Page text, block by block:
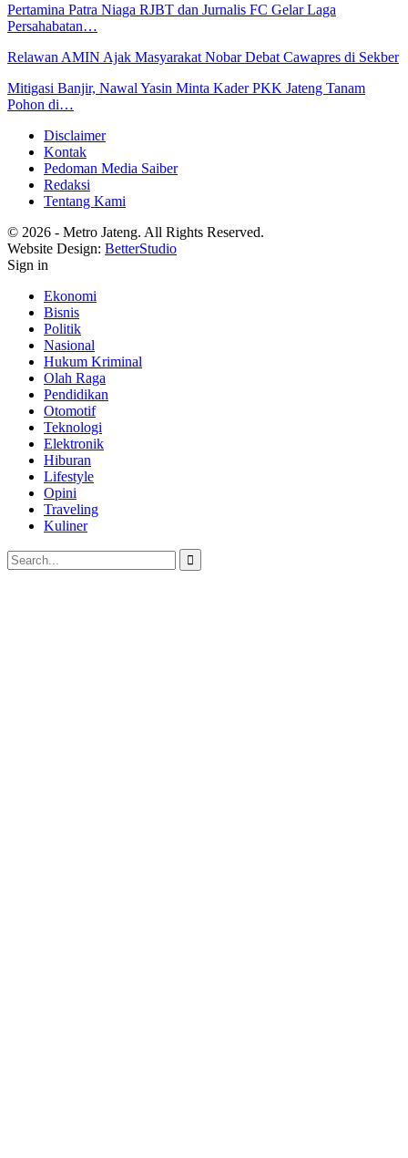
Pertamina Patra Niaga RJBT dan Jurnalis FC Gelar Laga
Persahabatan…
Relawan AMIN Ajak Masyarakat Nobar Debat Cawapres di Sekber
Mitigasi Banjir, Nawal Yasin Minta Kader PKK Jateng Tanam
Pohon di…
Disclaimer
Kontak
Pedoman Media Saiber
Redaksi
Tentang Kami
© 2026 - Metro Jateng. All Rights Reserved.
Website Design: BetterStudio
Sign in
Ekonomi
Bisnis
Politik
Nasional
Hukum Kriminal
Olah Raga
Pendidikan
Otomotif
Teknologi
Elektronik
Hiburan
Lifestyle
Opini
Traveling
Kuliner